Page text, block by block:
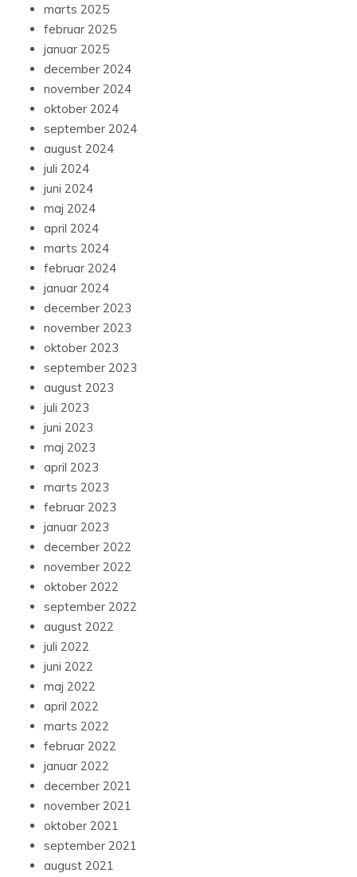
marts 2025
februar 2025
januar 2025
december 2024
november 2024
oktober 2024
september 2024
august 2024
juli 2024
juni 2024
maj 2024
april 2024
marts 2024
februar 2024
januar 2024
december 2023
november 2023
oktober 2023
september 2023
august 2023
juli 2023
juni 2023
maj 2023
april 2023
marts 2023
februar 2023
januar 2023
december 2022
november 2022
oktober 2022
september 2022
august 2022
juli 2022
juni 2022
maj 2022
april 2022
marts 2022
februar 2022
januar 2022
december 2021
november 2021
oktober 2021
september 2021
august 2021